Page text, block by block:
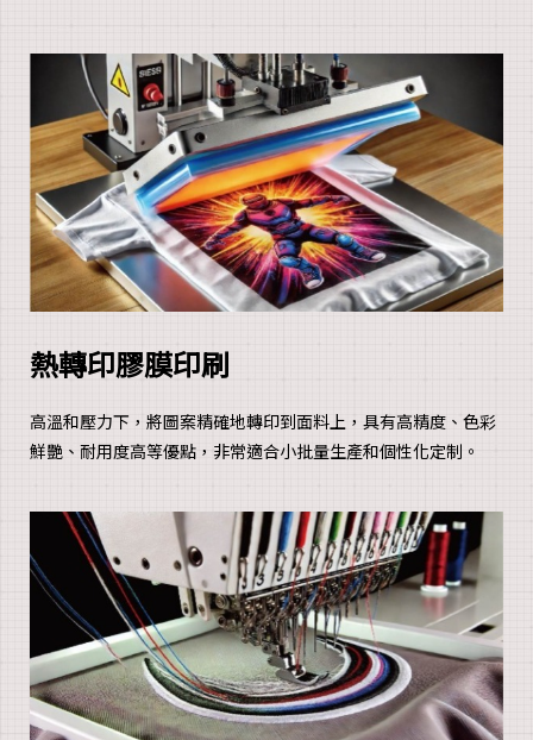
熱轉印膠膜印刷
高溫和壓力下，將圖案精確地轉印到面料上，具有高精度、色彩
鮮艷、耐用度高等優點，非常適合小批量生產和個性化定制。